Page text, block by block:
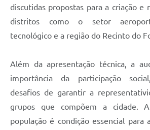
discutidas propostas para a criação e
distritos como o setor
tecnológico e a região do Recinto do
Além da apresentação técnica, a
importância da participação
desafios de garantir a
grupos que compõem a cidade.
população é condição essencial para